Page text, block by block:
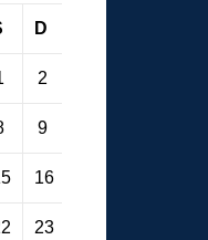
D
2
9
16
23